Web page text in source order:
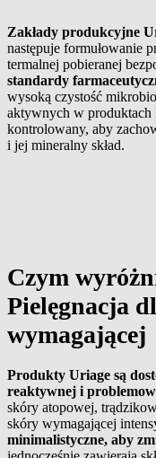
Zakłady produkcyjne
następuje formułowanie
termalnej pobieranej
standardy
wysoką czystość
aktywnych w
kontrolowany, aby
i jej mineralny skład.
Czym
Pielęgnacja
wymagającej
Produkty Uriage są
reaktywnej i
skóry atopowej,
skóry wymagającej
minimalistyczne, aby